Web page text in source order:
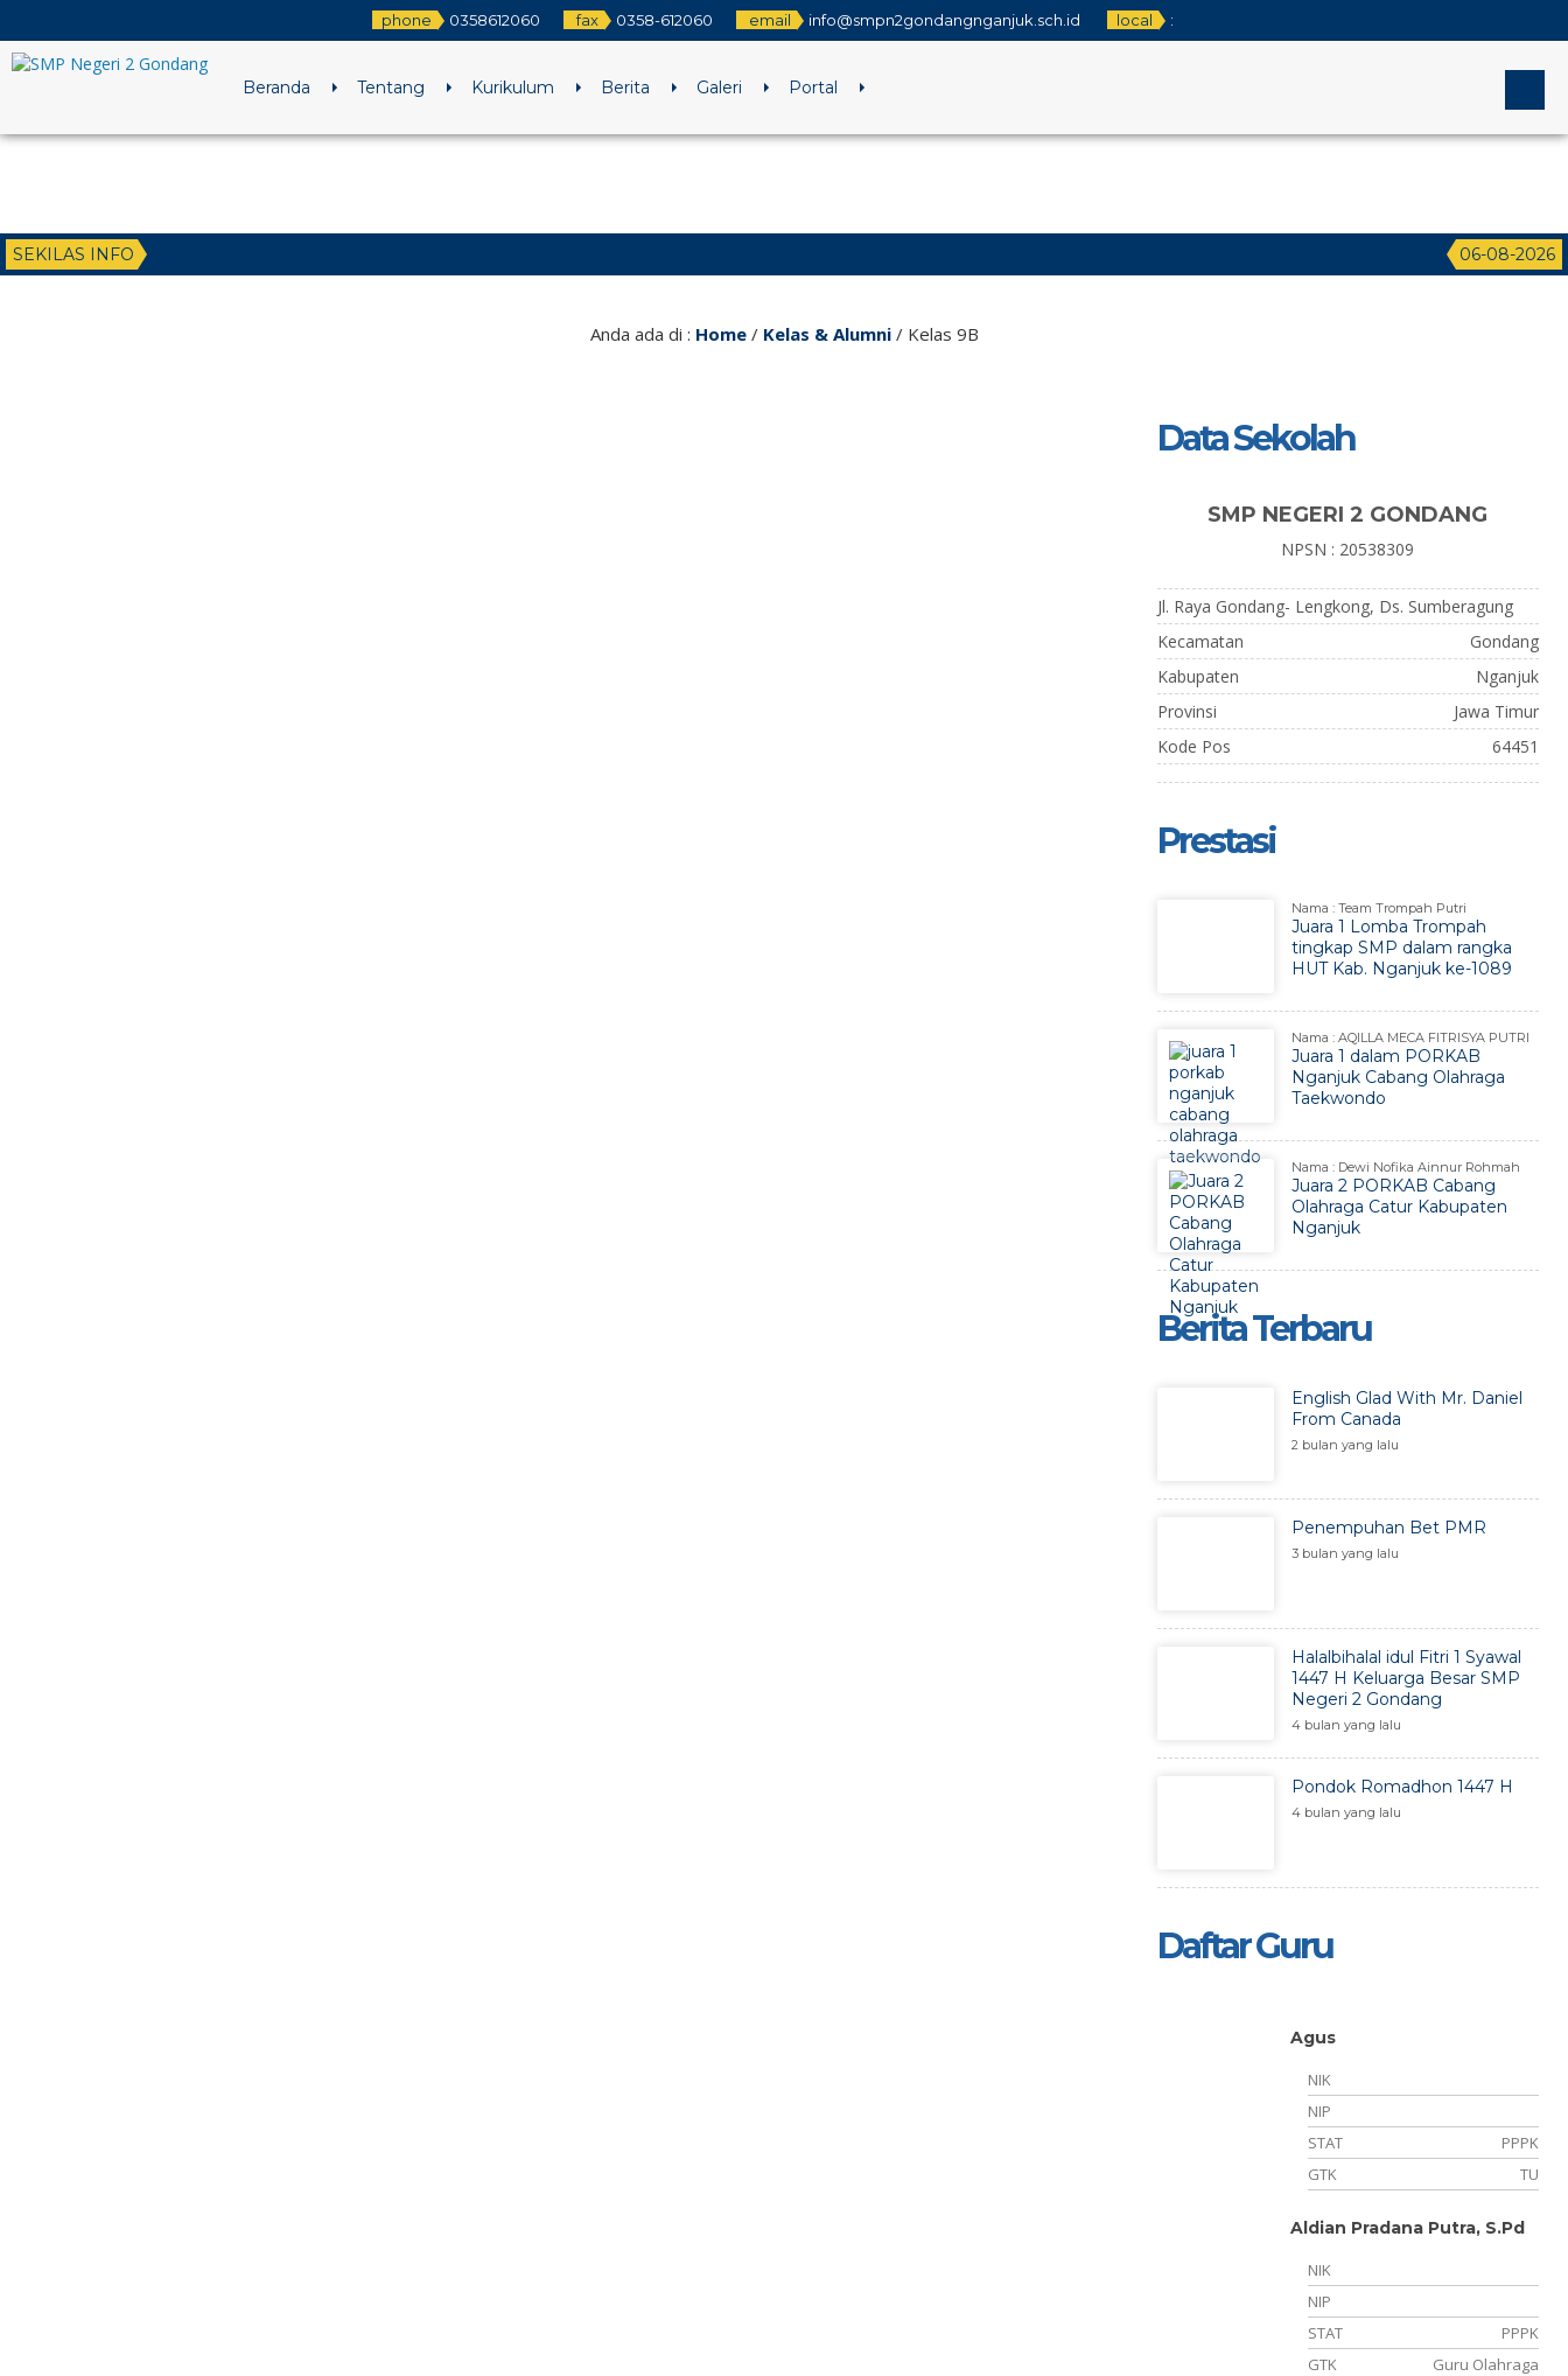
phone 0358612060 fax 0358-612060 email info@smpn2gondangnganjuk.sch.id local :
Beranda Tentang Kurikulum Berita Galeri Portal
SEKILAS INFO 06-08-2026
Anda ada di : Home/ Kelas & Alumni/ Kelas 9B
Data Sekolah
SMP NEGERI 2 GONDANG
NPSN : 20538309
Jl. Raya Gondang- Lengkong, Ds. Sumberagung
Kecamatan
Gondang
Kabupaten
Nganjuk
Provinsi
Jawa Timur
Kode Pos
64451
Prestasi
Nama : Team Trompah Putri
Juara 1 Lomba Trompah
tingkap SMP dalam rangka
HUT Kab. Nganjuk ke-1089
Nama : AQILLA MECA FITRISYA PUTRI
Juara 1 dalam PORKAB
Nganjuk Cabang Olahraga
Taekwondo
Nama : Dewi Nofika Ainnur Rohmah
Juara 2 PORKAB Cabang
Olahraga Catur Kabupaten
Nganjuk
Berita Terbaru
English Glad With Mr. Daniel
From Canada
2 bulan yang lalu
Penempuhan Bet PMR
3 bulan yang lalu
Halalbihalal idul Fitri 1 Syawal
1447 H Keluarga Besar SMP
Negeri 2 Gondang
4 bulan yang lalu
Pondok Romadhon 1447 H
4 bulan yang lalu
Daftar Guru
Agus
NIK
NIP
STAT
PPPK
GTK
TU
Aldian Pradana Putra, S.Pd
NIK
NIP
STAT
PPPK
GTK
Guru Olahraga